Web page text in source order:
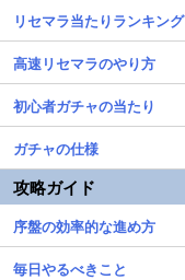
リセマラ当たりランキング
高速リセマラのやり方
初心者ガチャの当たり
ガチャの仕様
攻略ガイド
序盤の効率的な進め方
毎日やるべきこと